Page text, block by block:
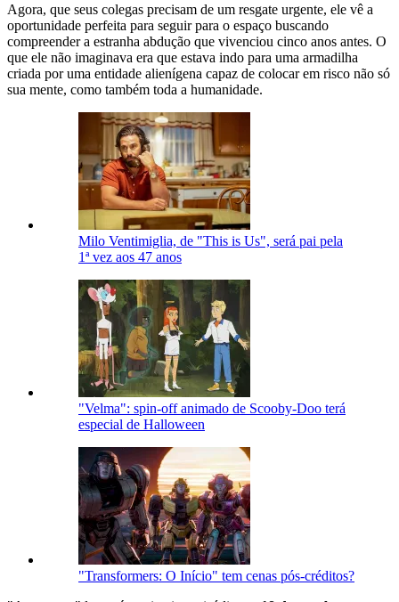
Agora, que seus colegas precisam de um resgate urgente, ele vê a
oportunidade perfeita para seguir para o espaço buscando
compreender a estranha abdução que vivenciou cinco anos antes. O
que ele não imaginava era que estava indo para uma armadilha
criada por uma entidade alienígena capaz de colocar em risco não só
sua mente, como também toda a humanidade.
Milo Ventimiglia, de "This is Us", será pai pela
1ª vez aos 47 anos
"Velma": spin-off animado de Scooby-Doo terá
especial de Halloween
"Transformers: O Início" tem cenas pós-créditos?